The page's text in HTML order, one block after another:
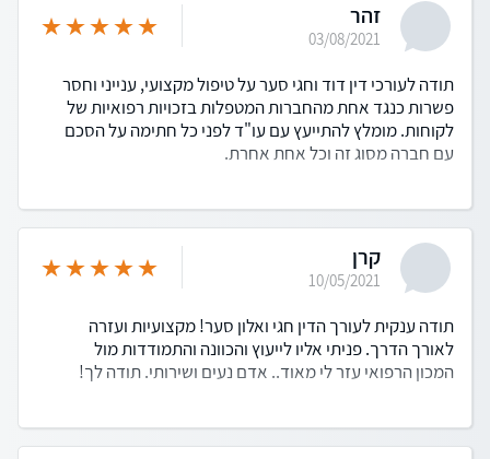
זהר
03/08/2021
תודה לעורכי דין דוד וחגי סער על טיפול מקצועי, ענייני וחסר
פשרות כנגד אחת מהחברות המטפלות בזכויות רפואיות של
לקוחות. מומלץ להתייעץ עם עו"ד לפני כל חתימה על הסכם
עם חברה מסוג זה וכל אחת אחרת.
קרן
10/05/2021
תודה ענקית לעורך הדין חגי ואלון סער! מקצועיות ועזרה
לאורך הדרך. פניתי אליו לייעוץ והכוונה והתמודדות מול
המכון הרפואי עזר לי מאוד.. אדם נעים ושירותי. תודה לך!